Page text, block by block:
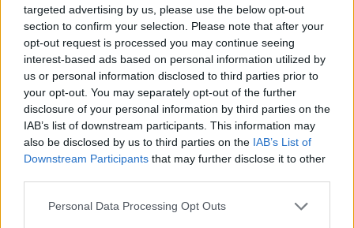
targeted advertising by us, please use the below opt-out
section to confirm your selection. Please note that after your
opt-out request is processed you may continue seeing
interest-based ads based on personal information utilized by
us or personal information disclosed to third parties prior to
your opt-out. You may separately opt-out of the further
disclosure of your personal information by third parties on the
IAB’s list of downstream participants. This information may
also be disclosed by us to third parties on the IAB’s List of
Downstream Participants that may further disclose it to other
Please note that this website/app uses one or more Google
Personal Data Processing Opt Outs